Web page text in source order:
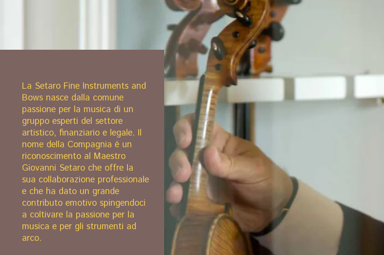
La Setaro Fine Instruments and
Bows nasce dalla comune
passione per la musica di un
gruppo esperti del settore
artistico, finanziario e legale. Il
nome della Compagnia è un
riconoscimento al Maestro
Giovanni Setaro che offre la
sua collaborazione professionale
e che ha dato un grande
contributo emotivo spingendoci
a coltivare la passione per la
musica e per gli strumenti ad
arco.